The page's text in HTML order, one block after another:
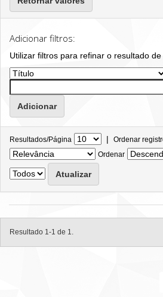
Adicionar filtros:
Utilizar filtros para refinar o resultado de
Resultados/Página | Ordenar
Ordenar
Resultado 1-1 de 1.